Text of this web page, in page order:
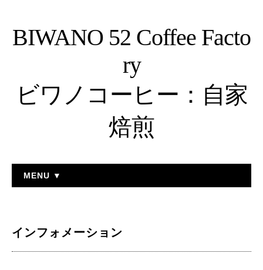
BIWANO 52 Coffee Facto
ry
ビワノコーヒー：自家
焙煎
MENU ▼
インフォメーション